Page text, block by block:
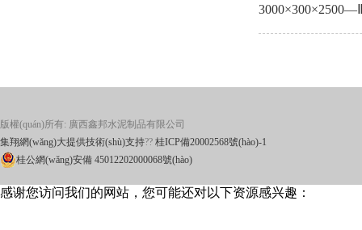
版權(quán)所有: 廣西鑫邦水泥制品有限公司
集翔網(wǎng)大提供技術(shù)支持?? 桂ICP備20002568號(hào)-1
桂公網(wǎng)安備 45012202000068號(hào)
感谢您访问我们的网站，您可能还对以下资源感兴趣：